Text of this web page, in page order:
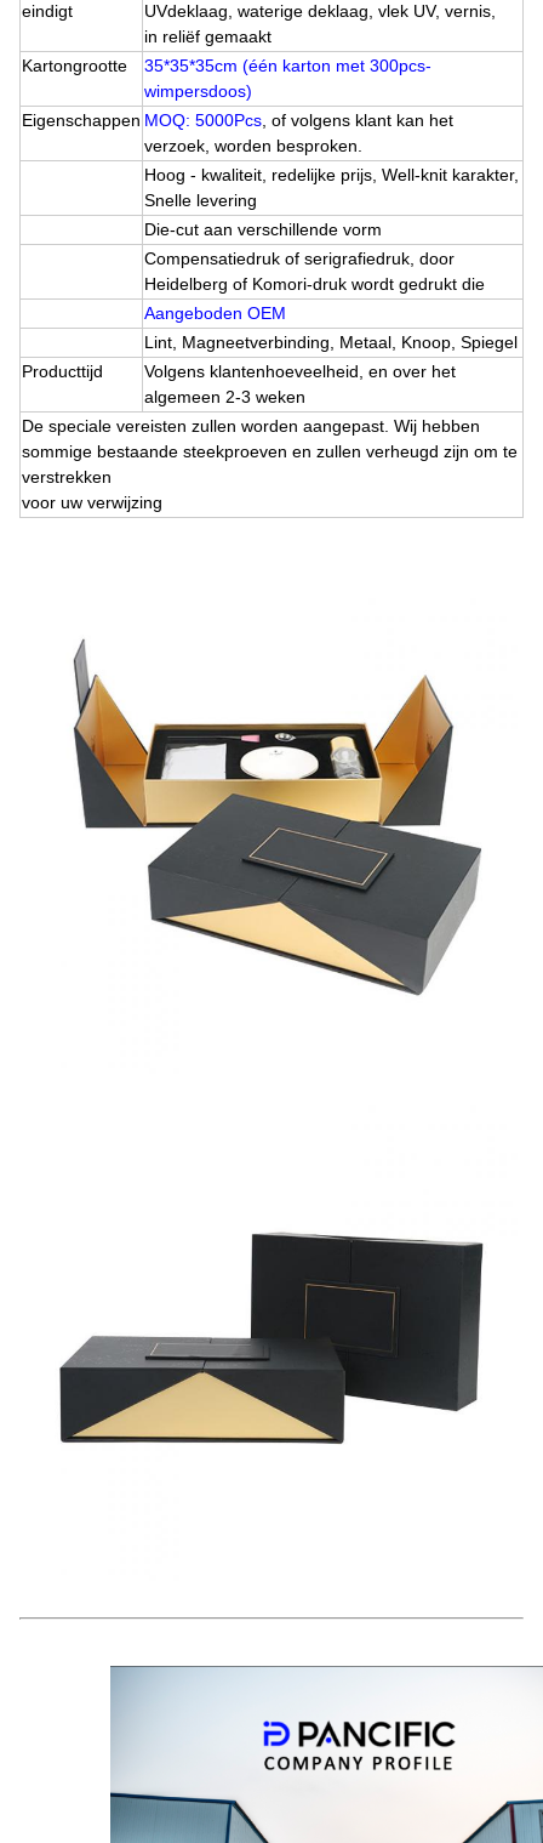
eindigt
UVdeklaag, waterige deklaag, vlek UV, vernis,
in reliëf gemaakt
Kartongrootte
35*35*35cm (één karton met 300pcs-
wimpersdoos)
Eigenschappen MOQ: 5000Pcs , of volgens klant kan het
verzoek, worden besproken.
Hoog - kwaliteit, redelijke prijs, Well-knit karakter,
Snelle levering
Die-cut aan verschillende vorm
Compensatiedruk of serigrafiedruk, door
Heidelberg of Komori-druk wordt gedrukt die
Aangeboden OEM
Lint, Magneetverbinding, Metaal, Knoop, Spiegel
Producttijd
Volgens klantenhoeveelheid, en over het
algemeen 2-3 weken
De speciale vereisten zullen worden aangepast. Wij hebben
sommige bestaande steekproeven en zullen verheugd zijn om te
verstrekken
voor uw verwijzing